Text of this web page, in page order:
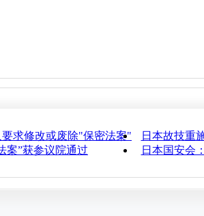
要求修改或废除"保密法案"
日本故技重
案”获参议院通过
日本国安会